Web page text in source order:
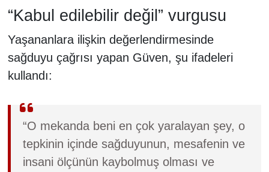
“Kabul edilebilir değil” vurgusu
Yaşananlara ilişkin değerlendirmesinde
sağduyu çağrısı yapan Güven, şu ifadeleri
kullandı:
“O mekanda beni en çok yaralayan şey, o
tepkinin içinde sağduyunun, mesafenin ve
insani ölçünün kaybolmuş olması ve